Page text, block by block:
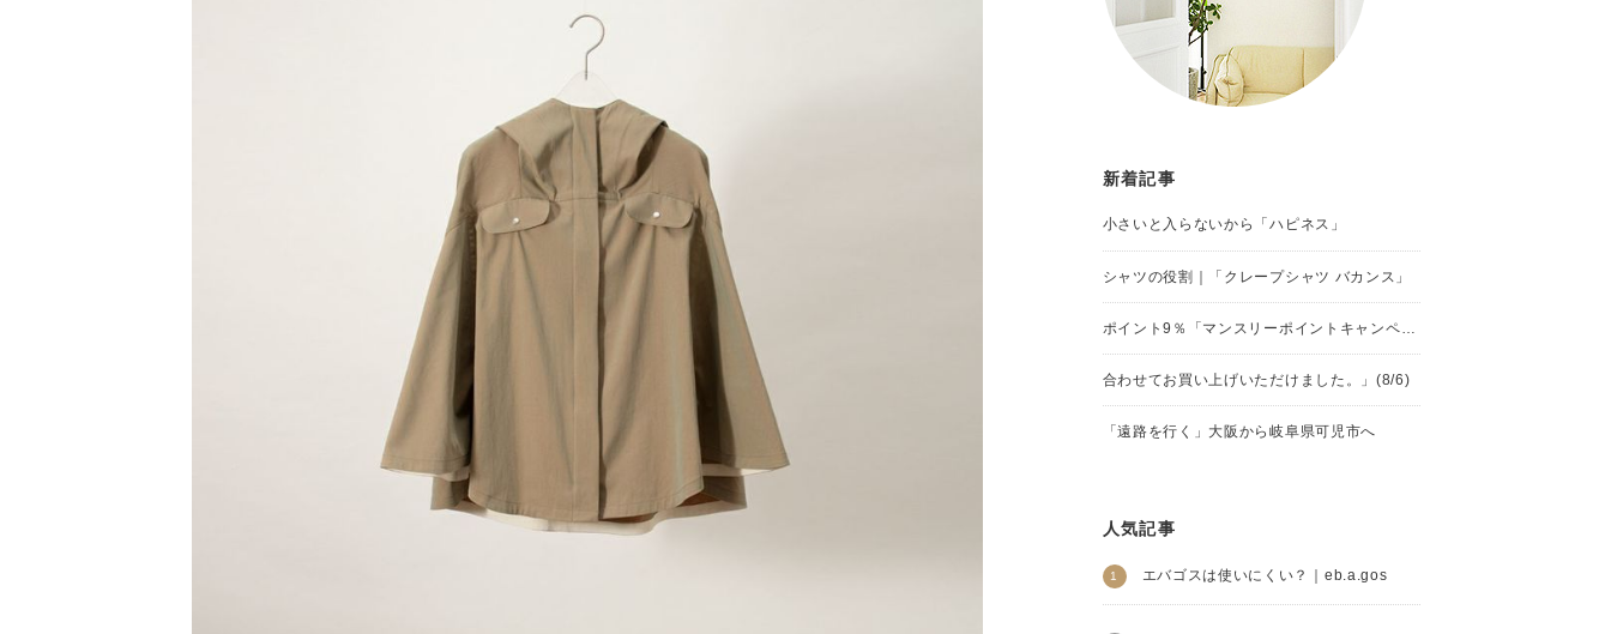
新着記事
小さいと入らないから「ハピネス」
シャツの役割｜「クレープシャツ バカンス」
ポイント9％「マンスリーポイントキャンペーン」
合わせてお買い上げいただけました。」(8/6)
「遠路を行く」大阪から岐阜県可児市へ
人気記事
エバゴスは使いにくい？｜eb.a.gos